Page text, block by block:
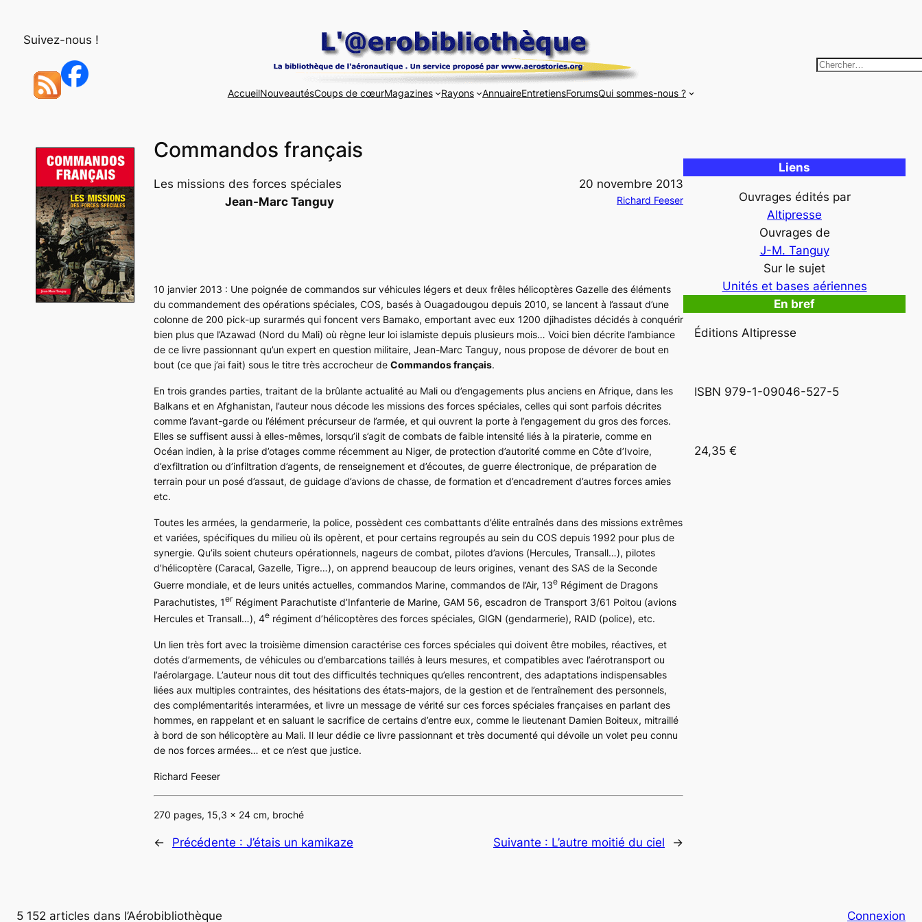
Suivez-nous !
AccueilNouveautésCoups de cœurMagazines Rayons AnnuaireEntretiensForumsQui sommes-nous ?
R
r
c
Commandos français
Les missions des forces spéciales
Jean-Marc Tanguy
20 novembre 2013
Richard Feeser
10 janvier 2013 : Une poignée de commandos sur véhicules légers et deux frêles hélicoptères Gazelle des éléments
du commandement des opérations spéciales, COS, basés à Ouagadougou depuis 2010, se lancent à l’assaut d’une
colonne de 200 pick-up surarmés qui foncent vers Bamako, emportant avec eux 1200 djihadistes décidés à conquérir
bien plus que l’Azawad (Nord du Mali) où règne leur loi islamiste depuis plusieurs mois… Voici bien décrite l’ambiance
de ce livre passionnant qu’un expert en question militaire, Jean-Marc Tanguy, nous propose de dévorer de bout en
bout (ce que j’ai fait) sous le titre très accrocheur de Commandos français.
En trois grandes parties, traitant de la brûlante actualité au Mali ou d’engagements plus anciens en Afrique, dans les
Balkans et en Afghanistan, l’auteur nous décode les missions des forces spéciales, celles qui sont parfois décrites
comme l’avant-garde ou l’élément précurseur de l’armée, et qui ouvrent la porte à l’engagement du gros des forces.
Elles se suffisent aussi à elles-mêmes, lorsqu’il s’agit de combats de faible intensité liés à la piraterie, comme en
Océan indien, à la prise d’otages comme récemment au Niger, de protection d’autorité comme en Côte d’Ivoire,
d’exfiltration ou d’infiltration d’agents, de renseignement et d’écoutes, de guerre électronique, de préparation de
terrain pour un posé d’assaut, de guidage d’avions de chasse, de formation et d’encadrement d’autres forces amies
etc.
Toutes les armées, la gendarmerie, la police, possèdent ces combattants d’élite entraînés dans des missions extrêmes
et variées, spécifiques du milieu où ils opèrent, et pour certains regroupés au sein du COS depuis 1992 pour plus de
synergie. Qu’ils soient chuteurs opérationnels, nageurs de combat, pilotes d’avions (Hercules, Transall…), pilotes
d’hélicoptère (Caracal, Gazelle, Tigre…), on apprend beaucoup de leurs origines, venant des SAS de la Seconde
Guerre mondiale, et de leurs unités actuelles, commandos Marine, commandos de l’Air, 13e Régiment de Dragons
Parachutistes, 1erRégiment Parachutiste d’Infanterie de Marine, GAM 56, escadron de Transport 3/61 Poitou (avions
Hercules et Transall…), 4e régiment d’hélicoptères des forces spéciales, GIGN (gendarmerie), RAID (police), etc.
Un lien très fort avec la troisième dimension caractérise ces forces spéciales qui doivent être mobiles, réactives, et
dotés d’armements, de véhicules ou d’embarcations taillés à leurs mesures, et compatibles avec l’aérotransport ou
l’aérolargage. L’auteur nous dit tout des difficultés techniques qu’elles rencontrent, des adaptations indispensables
liées aux multiples contraintes, des hésitations des états-majors, de la gestion et de l’entraînement des personnels,
des complémentarités interarmées, et livre un message de vérité sur ces forces spéciales françaises en parlant des
hommes, en rappelant et en saluant le sacrifice de certains d’entre eux, comme le lieutenant Damien Boiteux, mitraillé
à bord de son hélicoptère au Mali. Il leur dédie ce livre passionnant et très documenté qui dévoile un volet peu connu
de nos forces armées… et ce n’est que justice.
Richard Feeser
270 pages, 15,3 x 24 cm, broché
← Précédente : J’étais un kamikaze Suivante : L’autre moitié du ciel →
Liens
Ouvrages édités par
Altipresse
Ouvrages de
J-M. Tanguy
Sur le sujet
Unités et bases aériennes
En bref
Éditions Altipresse
ISBN 979-1-09046-527-5
24,35 €
5 152 articles dans l’Aérobibliothèque Connexion